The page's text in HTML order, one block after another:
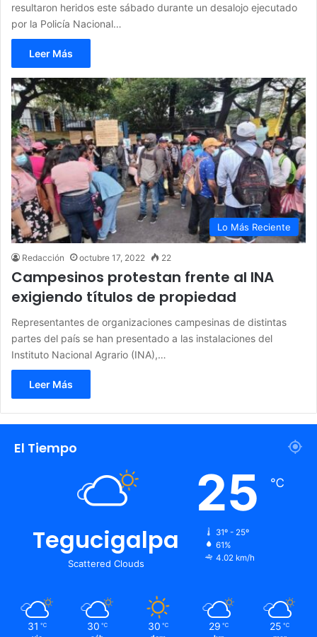
resultaron heridos este sábado durante un desalojo ejecutado
por la Policía Nacional…
Leer Más
Lo Más Reciente
Redacción octubre 17, 2022 22
Campesinos protestan frente al INA
exigiendo títulos de propiedad
Representantes de organizaciones campesinas de distintas
partes del país se han presentado a las instalaciones del
Instituto Nacional Agrario (INA),…
Leer Más
El Tiempo
Tegucigalpa
Scattered Clouds
25 ℃
31º - 25º
61%
4.02 km/h
31 ℃ 30 ℃ 30 ℃ 29 ℃ 25 ℃